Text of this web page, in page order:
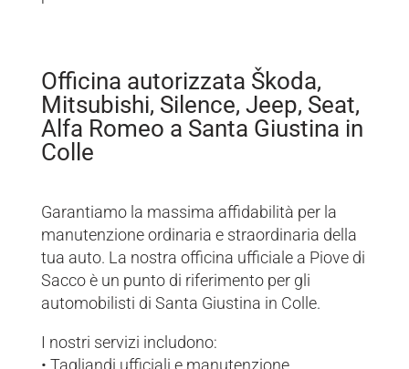
Officina autorizzata Škoda,
Mitsubishi, Silence, Jeep, Seat,
Alfa Romeo a Santa Giustina in
Colle
Garantiamo la massima affidabilità per la
manutenzione ordinaria e straordinaria della
tua auto. La nostra officina ufficiale a Piove di
Sacco è un punto di riferimento per gli
automobilisti di Santa Giustina in Colle.
I nostri servizi includono:
• Tagliandi ufficiali e manutenzione